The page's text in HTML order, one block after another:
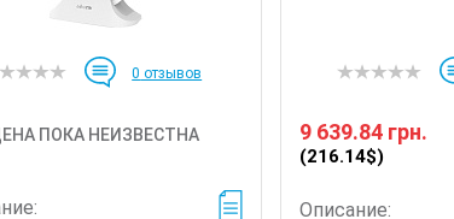
0 отзывов
ПОКА НЕИЗВЕСТНА 9 639.84 грн.
(216.14$)
Описание: